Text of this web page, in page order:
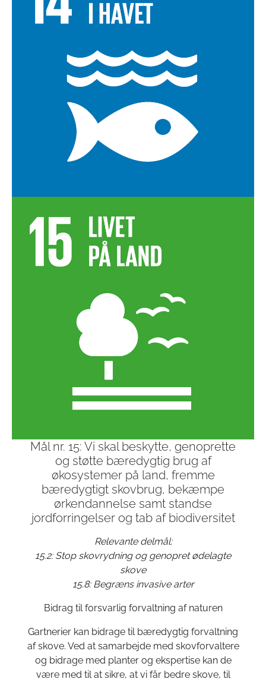
Mål nr. 15: Vi skal beskytte, genoprette
og støtte bæredygtig brug af
økosystemer på land, fremme
bæredygtigt skovbrug, bekæmpe
ørkendannelse samt standse
jordforringelser og tab af biodiversitet
Relevante delmål:
15.2: Stop skovrydning og genopret ødelagte
skove
15.8: Begræns invasive arter
Bidrag til forsvarlig forvaltning af naturen
Gartnerier kan bidrage til bæredygtig forvaltning
af skove. Ved at samarbejde med skovforvaltere
og bidrage med planter og ekspertise kan de
være med til at sikre, at vi får bedre skove, til